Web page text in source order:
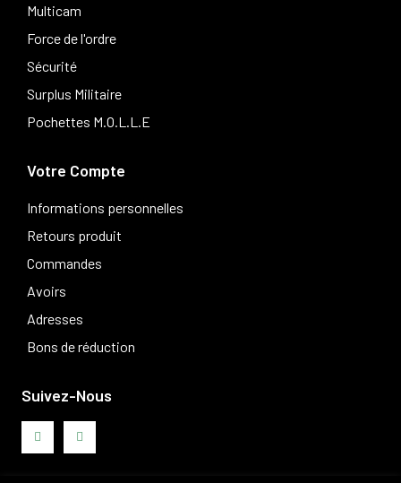
Multicam
Force de l'ordre
Sécurité
Surplus Militaire
Pochettes M.O.L.L.E
Votre Compte
Informations personnelles
Retours produit
Commandes
Avoirs
Adresses
Bons de réduction
Suivez-Nous